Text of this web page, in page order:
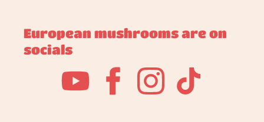
European mushrooms are on
socials